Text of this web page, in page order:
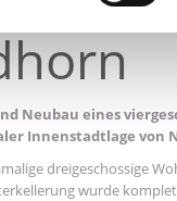
Neubau eines
Innenstadtlage von
dreigeschossige
wurde